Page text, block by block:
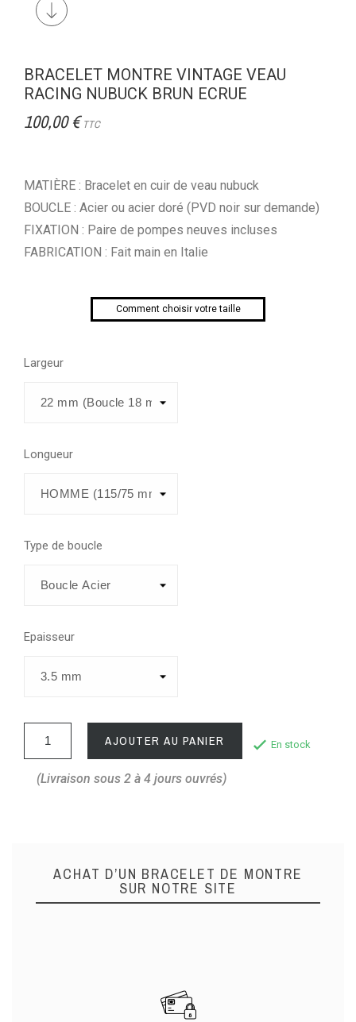
BRACELET MONTRE VINTAGE VEAU
RACING NUBUCK BRUN ECRUE
100,00 € TTC
MATIÈRE : Bracelet en cuir de veau nubuck
BOUCLE : Acier ou acier doré (PVD noir sur demande)
FIXATION : Paire de pompes neuves incluses
FABRICATION : Fait main en Italie
Comment choisir votre taille
Largeur
Longueur
Type de boucle
Epaisseur
AJOUTER AU PANIER En stock
(Livraison sous 2 à 4 jours ouvrés)
ACHAT D’UN BRACELET DE MONTRE
SUR NOTRE SITE